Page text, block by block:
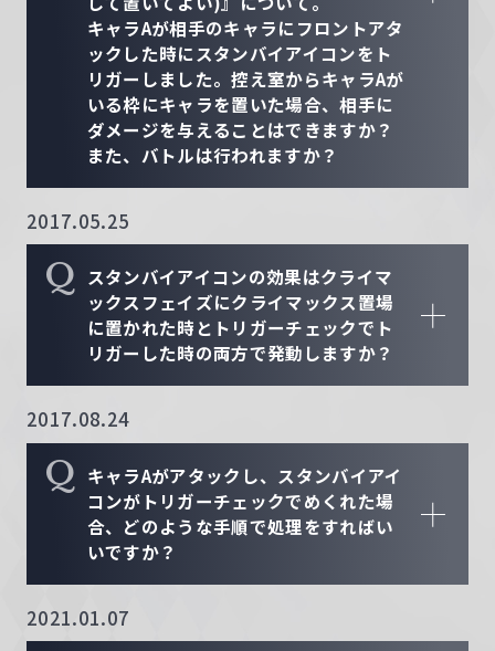
キャラAが相手のキャラにフロントアタ
ックした時にスタンバイアイコンをト
リガーしました。控え室からキャラAが
いる枠にキャラを置いた場合、相手に
ダメージを与えることはできますか？
また、バトルは行われますか？
2017.05.25
Q
スタンバイアイコンの効果はクライマ
ックスフェイズにクライマックス置場
に置かれた時とトリガーチェックでト
リガーした時の両方で発動しますか？
2017.08.24
Q キャラAがアタックし、スタンバイアイ
コンがトリガーチェックでめくれた場
合、どのような手順で処理をすればい
いですか？
2021.01.07